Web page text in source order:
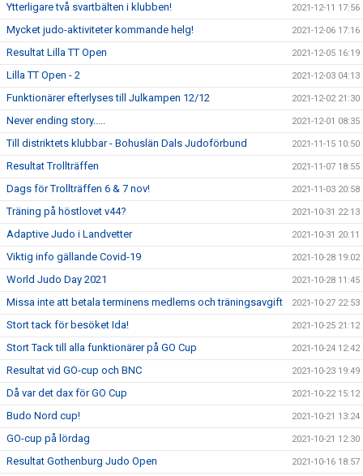
Ytterligare två svartbälten i klubben! 2021-12-11 17:56
Mycket judo-aktiviteter kommande helg! 2021-12-06 17:16
Resultat Lilla TT Open 2021-12-05 16:19
Lilla TT Open - 2 2021-12-03 04:13
Funktionärer efterlyses till Julkampen 12/12 2021-12-02 21:30
Never ending story..... 2021-12-01 08:35
Till distriktets klubbar - Bohuslän Dals Judoförbund 2021-11-15 10:50
Resultat Trollträffen 2021-11-07 18:55
Dags för Trollträffen 6 & 7 nov! 2021-11-03 20:58
Träning på höstlovet v44? 2021-10-31 22:13
Adaptive Judo i Landvetter 2021-10-31 20:11
Viktig info gällande Covid-19 2021-10-28 19:02
World Judo Day 2021 2021-10-28 11:45
Missa inte att betala terminens medlems och träningsavgift 2021-10-27 22:53
Stort tack för besöket Ida! 2021-10-25 21:12
Stort Tack till alla funktionärer på GO Cup 2021-10-24 12:42
Resultat vid GO-cup och BNC 2021-10-23 19:49
Då var det dax för GO Cup 2021-10-22 15:12
Budo Nord cup! 2021-10-21 13:24
GO-cup på lördag 2021-10-21 12:30
Resultat Gothenburg Judo Open 2021-10-16 18:57